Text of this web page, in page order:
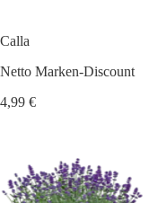
Calla
Netto Marken-Discount
4,99 €